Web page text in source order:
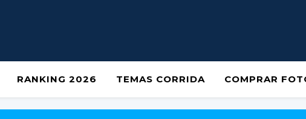
RANKING 2026 TEMAS CORRIDA COMPRAR